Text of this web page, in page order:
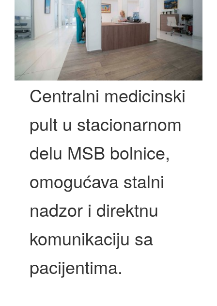
Centralni medicinski
pult u stacionarnom
delu MSB bolnice,
omogućava stalni
nadzor i direktnu
komunikaciju sa
pacijentima.